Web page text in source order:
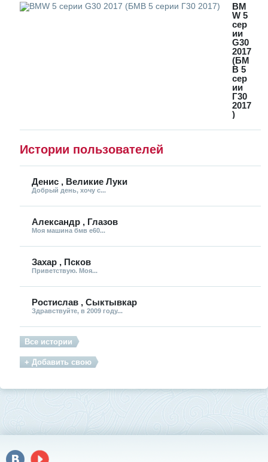
BM
W 5
сер
ии
G30
2017
(БМ
В 5
сер
ии
Г30
2017
)
Истории пользователей
Денис , Великие Луки
Добрый день, хочу с...
Александр , Глазов
Моя машина бмв е60...
Захар , Псков
Приветствую. Моя...
Ростислав , Сыктывкар
Здравствуйте, в 2009 году...
Все истории
+ Добавить свою